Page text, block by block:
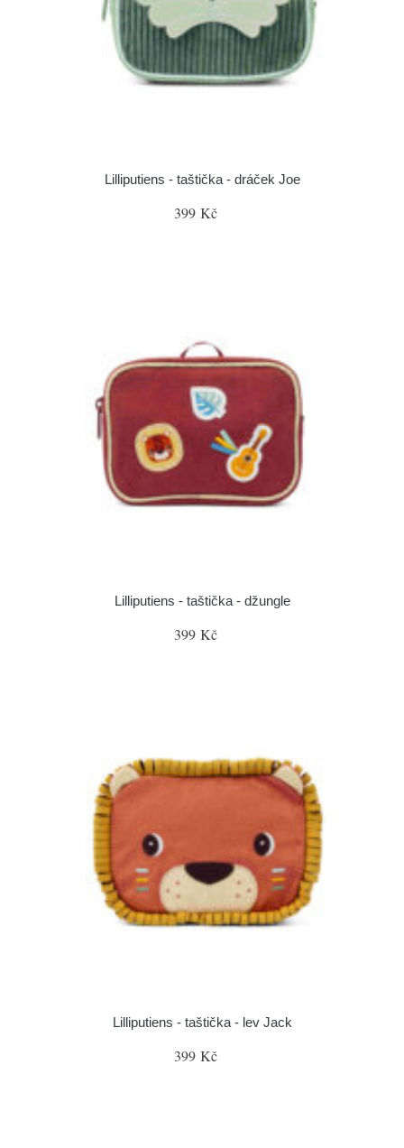
Lilliputiens - taštička - dráček Joe
399 Kč
Lilliputiens - taštička - džungle
399 Kč
Lilliputiens - taštička - lev Jack
399 Kč